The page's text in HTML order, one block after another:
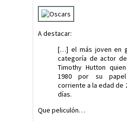
A destacar:
[…] el más joven en
categoría de actor
Timothy Hutton
1980 por su
corriente a la edad de
días.
Que peliculón…